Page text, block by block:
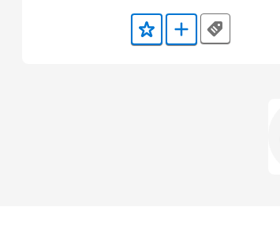
Adicionar a Favoritos
Adicionar a Trailmix
Tags